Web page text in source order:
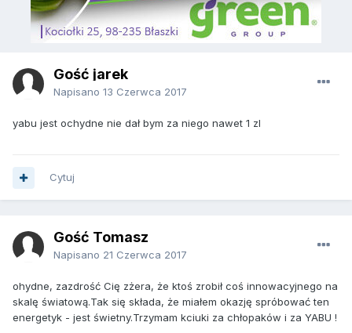
Gość jarek
Napisano 13 Czerwca 2017
yabu jest ochydne nie dał bym za niego nawet 1 zl
Cytuj
Gość Tomasz
Napisano 21 Czerwca 2017
ohydne, zazdrość Cię zżera, że ktoś zrobił coś innowacyjnego na
skalę światową.Tak się składa, że miałem okazję spróbować ten
energetyk - jest świetny.Trzymam kciuki za chłopaków i za YABU !